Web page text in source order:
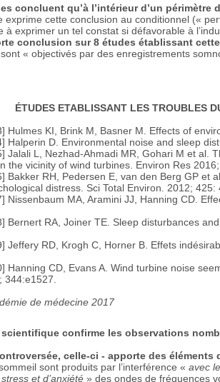
concluent qu’à l’intérieur d’un
exprime cette conclusion au conditionnel («
à exprimer un tel constat si défavorable à
conclusion sur 8 études établissant
« objectivés par des enregistrements
ÉTUDES ETABLISSANT LES TROUBLES
Hulmes KI, Brink M, Basner M. Effects of
Halperin D. Environmental noise and sleep
Jalali L, Nezhad-Ahmadi MR, Gohari M et al.
the vicinity of wind turbines. Environ Res
Bakker RH, Pedersen E, van den Berg GP
distress. Sci Total Environ. 2012; 425:
Nissenbaum MA, Aramini JJ, Hanning CD.
Bernert RA, Joiner TE. Sleep disturbances
Jeffery RD, Krogh C, Horner B. Effets
Hanning CD, Evans A. Wind turbine noise
344:e1527.
de médecine 2017
confirme les observations
celle-ci - apporte des
sont produits par l’interférence « avec
et d’anxiété » des ondes de fréquences